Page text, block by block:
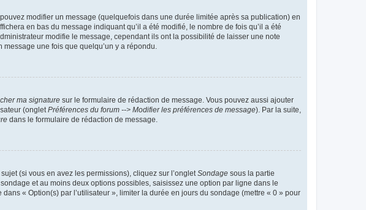
modifier un message (quelquefois dans une durée limitée après sa publication) en
en bas du message indiquant qu’il a été modifié, le nombre de fois qu’il a été
modifie le message, cependant ils ont la possibilité de laisser une note
une fois que quelqu’un y a répondu.
ma signature sur le formulaire de rédaction de message. Vous pouvez aussi ajouter
(onglet Préférences du forum --> Modifier les préférences de message). Par la suite,
dans le formulaire de rédaction de message.
(si vous en avez les permissions), cliquez sur l’onglet Sondage sous la partie
et au moins deux options possibles, saisissez une option par ligne dans le
« Option(s) par l’utilisateur », limiter la durée en jours du sondage (mettre « 0 » pour